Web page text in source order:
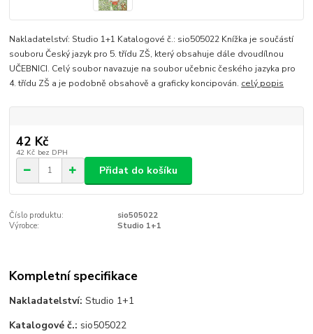
Nakladatelství: Studio 1+1 Katalogové č.: sio505022 Knížka je součástí
souboru Český jazyk pro 5. třídu ZŠ, který obsahuje dále dvoudílnou
UČEBNICI. Celý soubor navazuje na soubor učebnic českého jazyka pro
4. třídu ZŠ a je podobně obsahově a graficky koncipován. celý popis
42 Kč
42 Kč bez DPH
Přidat do košíku
Číslo produktu:
sio505022
Výrobce:
Studio 1+1
Kompletní specifikace
Nakladatelství: Studio 1+1
Katalogové č.: sio505022